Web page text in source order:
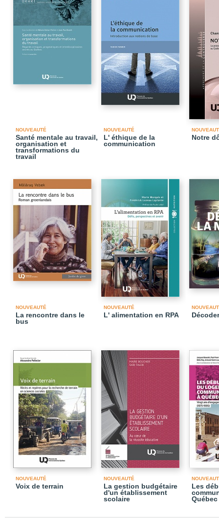
NOUVEAUTÉ
Santé mentale au travail,
organisation et
transformations du
travail
NOUVEAUTÉ
L' éthique de la
communication
Notre
NOUVEAUTÉ
La rencontre dans le
bus
NOUVEAUTÉ
L' alimentation en RPA
NOUVEAUTÉ
Voix de terrain
NOUVEAUTÉ
La gestion budgétaire
d'un établissement
scolaire
Les
Québec